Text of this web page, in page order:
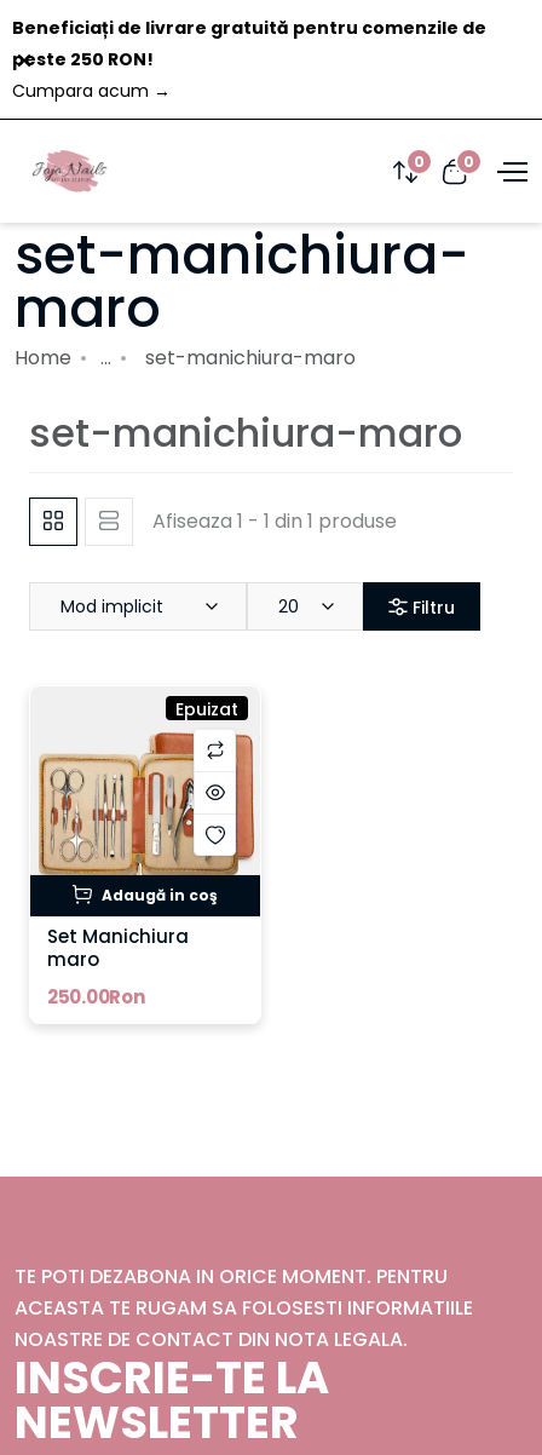
Beneficiați de livrare gratuită pentru comenzile de
peste 250 RON!
Cumpara acum →
Închide
0 0
set-manichiura-
maro
Home ... set-manichiura-maro
set-manichiura-maro
Afiseaza 1 - 1 din 1 produse
Mod implicit 20 Filtru
Epuizat
Adaugă in coş
Set Manichiura
maro
250.00Ron
TE POTI DEZABONA IN ORICE MOMENT. PENTRU
ACEASTA TE RUGAM SA FOLOSESTI INFORMATIILE
NOASTRE DE CONTACT DIN NOTA LEGALA.
INSCRIE-TE LA
NEWSLETTER